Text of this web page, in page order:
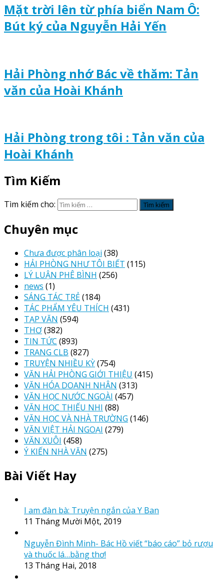
Mặt trời lên từ phía biển Nam Ô:
Bút ký của Nguyễn Hải Yến
Hải Phòng nhớ Bác về thăm: Tản
văn của Hoài Khánh
Hải Phòng trong tôi : Tản văn của
Hoài Khánh
Tìm Kiếm
Tìm kiếm cho:
Chuyên mục
Chưa được phân loại (38)
HẢI PHÒNG NHƯ TÔI BIẾT (115)
LÝ LUẬN PHÊ BÌNH (256)
news (1)
SÁNG TÁC TRẺ (184)
TÁC PHẨM YÊU THÍCH (431)
TẠP VĂN (594)
THƠ(382)
TIN TỨC (893)
TRANG CLB (827)
TRUYỆN NHIỀU KỲ(754)
VĂN HẢI PHÒNG GIỚI THIỆU (415)
VĂN HÓA DOANH NHÂN (313)
VĂN HỌC NƯỚC NGOÀI (457)
VĂN HỌC THIẾU NHI (88)
VĂN HỌC VÀ NHÀ TRƯỜNG (146)
VĂN VIỆT HẢI NGOẠI (279)
VĂN XUÔI (458)
Ý KIẾN NHÀ VĂN (275)
Bài Viết Hay
I am đàn bà: Truyện ngắn của Y Ban
11 Tháng Mười Một, 2019
Nguyễn Đình Minh- Bác Hồ viết “báo cáo” bỏ rượu
và thuốc lá…bằng thơ!
13 Tháng Hai, 2018